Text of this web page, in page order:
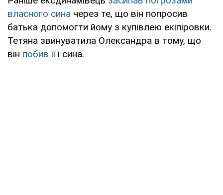
власного сина через те, що він попросив
батька допомогти йому з купівлею екіпіровки.
Тетяна звинуватила Олександра в тому, що
він побив їїі сина.